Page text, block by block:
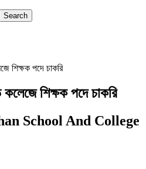
শিক্ষক পদে চাকরি
শিক্ষক পদে চাকরি
School And College